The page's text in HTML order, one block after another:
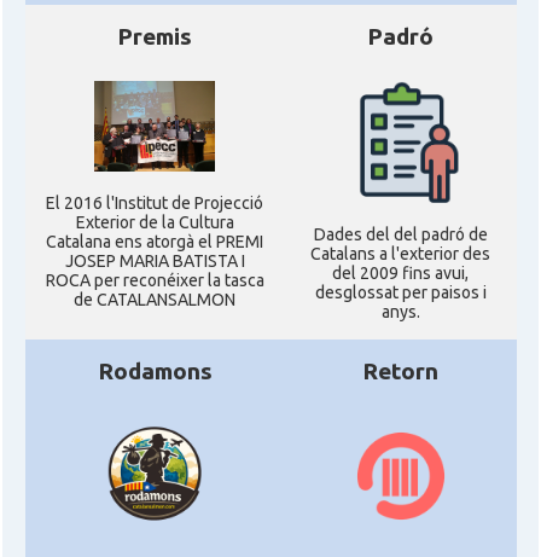
Premis
El 2016 l'Institut de Projecció
Exterior de la Cultura
Catalana ens atorgà el PREMI
JOSEP MARIA BATISTA I
ROCA per reconéixer la tasca
de CATALANSALMON
Padró
Dades del del padró de
Catalans a l'exterior des
del 2009 fins avui,
desglossat per paisos i
anys.
Rodamons Retorn